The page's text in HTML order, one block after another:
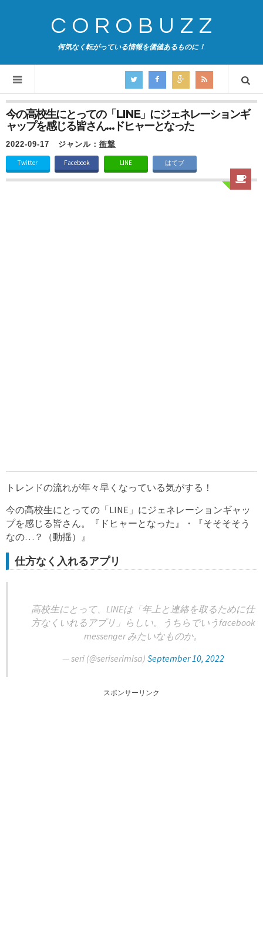
COROBUZZ
何気なく転がっている情報を価値あるものに！
今の高校生にとっての「LINE」にジェネレーションギ
ャップを感じる皆さん…ドヒャーとなった
2022-09-17 ジャンル： 衝撃
Twitter Facebook LINE はてブ
トレンドの流れが年々早くなっている気がする！
今の高校生にとっての「LINE」にジェネレーションギャッ
プを感じる皆さん。『ドヒャーとなった』・『そそそそう
なの…？（動揺）』
仕方なく入れるアプリ
高校生にとって、LINEは「年上と連絡を取るために仕
方なくいれるアプリ」らしい。うちらでいうfacebook
messenger みたいなものか。
— seri (@seriserimisa) September 10, 2022
スポンサーリンク